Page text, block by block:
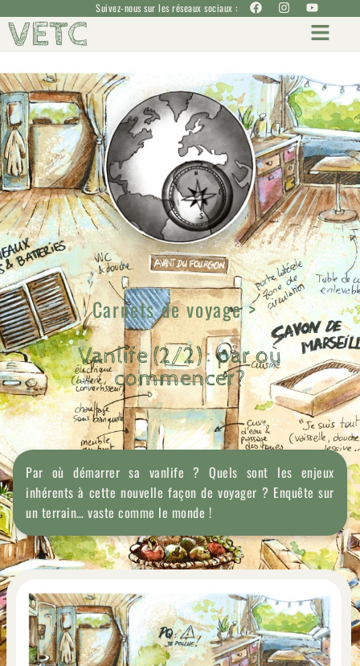
Suivez-nous sur les réseaux sociaux :
VETC
Carnets de voyage >
Vanlife (2/2) : par où
commencer?
Par où démarrer sa vanlife ? Quels sont les enjeux
inhérents à cette nouvelle façon de voyager ? Enquête sur
un terrain… vaste comme le monde !